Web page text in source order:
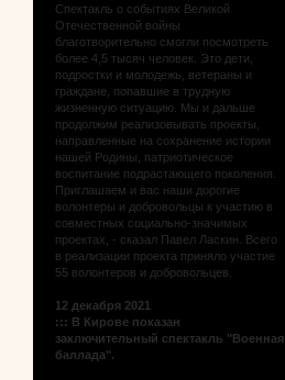
Спектакль о событиях Великой
Отечественной войны
благотворительно смогли посмотреть
более 4,5 тысяч человек. Это дети,
подростки и молодежь, ветераны и
граждане, попавшие в трудную
жизненную ситуацию. Мы и дальше
продолжим реализовывать проекты,
направленные на сохранение истории
нашей Родины, патриотическое
воспитание подрастающего поколения.
Приглашаем и вас наши дорогие
волонтеры и добровольцы к участию в
совместных социально-значимых
проектах, - сказал Павел Ласкин. Всего
в реализации проекта приняло участие
55 волонтеров и добровольцев.
12 декабря 2021
::: В Кирове показан
заключительный спектакль "Военная
баллада".